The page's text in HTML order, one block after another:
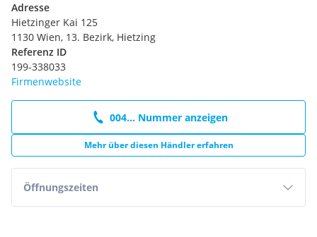
Adresse
Hietzinger Kai 125
1130 Wien, 13. Bezirk, Hietzing
Referenz ID
199-338033
Firmenwebsite
004... Nummer anzeigen
Mehr über diesen Händler erfahren
Öffnungszeiten